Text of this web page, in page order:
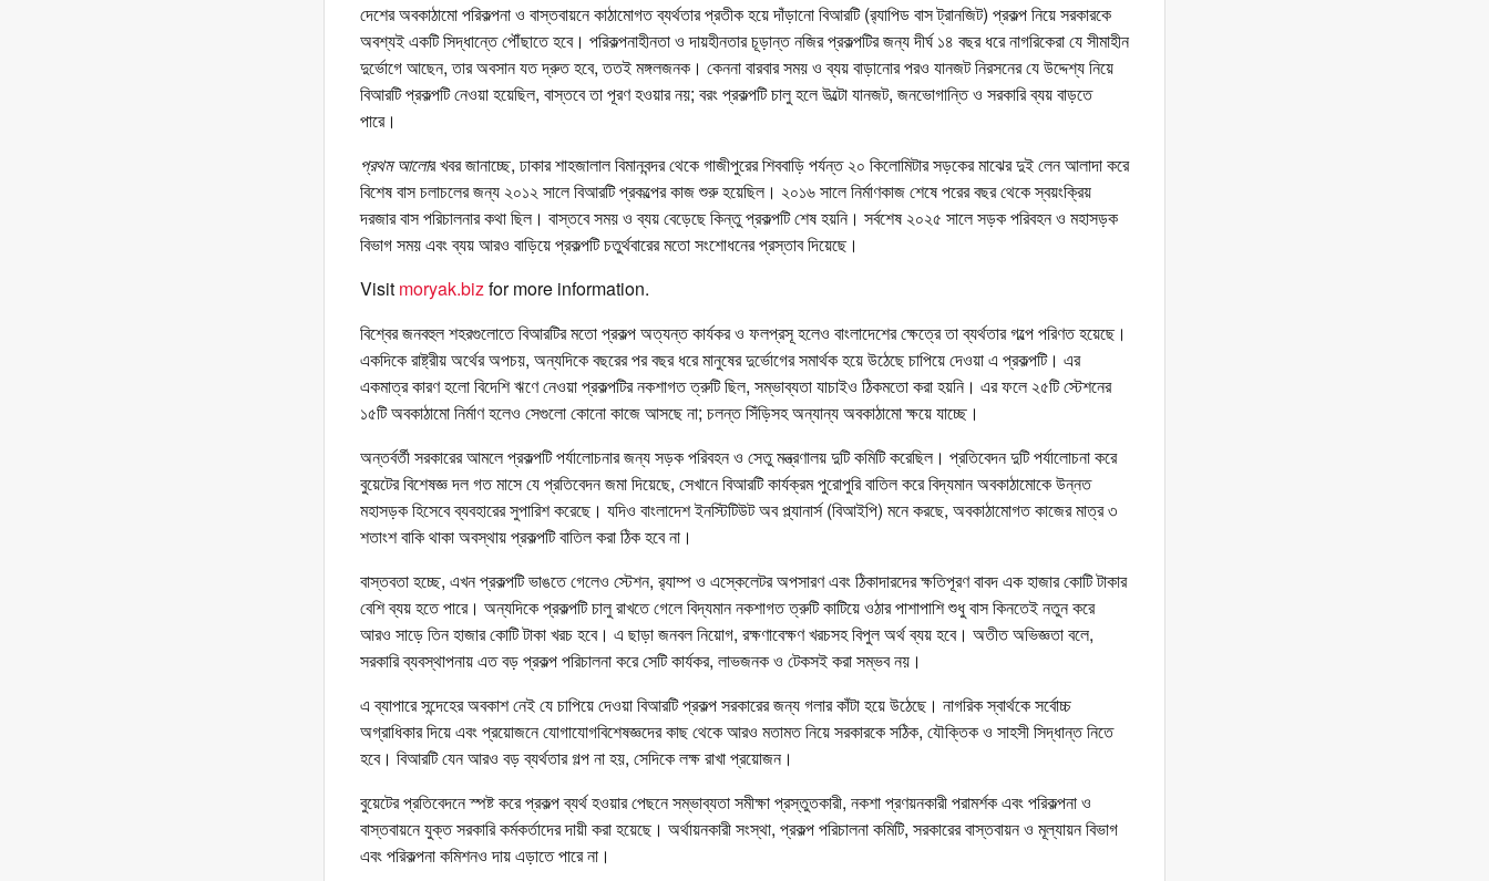
দেশের অবকাঠামো পরিকল্পনা ও বাস্তবায়নে কাঠামোগত ব্যর্থতার প্রতীক হয়ে দাঁড়ানো বিআরটি (র‍্যাপিড বাস ট্রানজিট) প্রকল্প নিয়ে সরকারকে
অবশ্যই একটি সিদ্ধান্তে পৌঁছাতে হবে। পরিকল্পনাহীনতা ও দায়হীনতার চূড়ান্ত নজির প্রকল্পটির জন্য দীর্ঘ ১৪ বছর ধরে নাগরিকেরা যে সীমাহীন
দুর্ভোগে আছেন, তার অবসান যত দ্রুত হবে, ততই মঙ্গলজনক। কেননা বারবার সময় ও ব্যয় বাড়ানোর পরও যানজট নিরসনের যে উদ্দেশ্য নিয়ে
বিআরটি প্রকল্পটি নেওয়া হয়েছিল, বাস্তবে তা পূরণ হওয়ার নয়; বরং প্রকল্পটি চালু হলে উল্টো যানজট, জনভোগান্তি ও সরকারি ব্যয় বাড়তে
পারে।
প্রথম আলোর খবর জানাচ্ছে, ঢাকার শাহজালাল বিমানবন্দর থেকে গাজীপুরের শিববাড়ি পর্যন্ত ২০ কিলোমিটার সড়কের মাঝের দুই লেন আলাদা করে
বিশেষ বাস চলাচলের জন্য ২০১২ সালে বিআরটি প্রকল্পের কাজ শুরু হয়েছিল। ২০১৬ সালে নির্মাণকাজ শেষে পরের বছর থেকে স্বয়ংক্রিয়
দরজার বাস পরিচালনার কথা ছিল। বাস্তবে সময় ও ব্যয় বেড়েছে কিন্তু প্রকল্পটি শেষ হয়নি। সর্বশেষ ২০২৫ সালে সড়ক পরিবহন ও মহাসড়ক
বিভাগ সময় এবং ব্যয় আরও বাড়িয়ে প্রকল্পটি চতুর্থবারের মতো সংশোধনের প্রস্তাব দিয়েছে।
Visit moryak.bizfor more information.
বিশ্বের জনবহুল শহরগুলোতে বিআরটির মতো প্রকল্প অত্যন্ত কার্যকর ও ফলপ্রসূ হলেও বাংলাদেশের ক্ষেত্রে তা ব্যর্থতার গল্পে পরিণত হয়েছে।
একদিকে রাষ্ট্রীয় অর্থের অপচয়, অন্যদিকে বছরের পর বছর ধরে মানুষের দুর্ভোগের সমার্থক হয়ে উঠেছে চাপিয়ে দেওয়া এ প্রকল্পটি। এর
একমাত্র কারণ হলো বিদেশি ঋণে নেওয়া প্রকল্পটির নকশাগত ত্রুটি ছিল, সম্ভাব্যতা যাচাইও ঠিকমতো করা হয়নি। এর ফলে ২৫টি স্টেশনের
১৫টি অবকাঠামো নির্মাণ হলেও সেগুলো কোনো কাজে আসছে না; চলন্ত সিঁড়িসহ অন্যান্য অবকাঠামো ক্ষয়ে যাচ্ছে।
অন্তর্বর্তী সরকারের আমলে প্রকল্পটি পর্যালোচনার জন্য সড়ক পরিবহন ও সেতু মন্ত্রণালয় দুটি কমিটি করেছিল। প্রতিবেদন দুটি পর্যালোচনা করে
বুয়েটের বিশেষজ্ঞ দল গত মাসে যে প্রতিবেদন জমা দিয়েছে, সেখানে বিআরটি কার্যক্রম পুরোপুরি বাতিল করে বিদ্যমান অবকাঠামোকে উন্নত
মহাসড়ক হিসেবে ব্যবহারের সুপারিশ করেছে। যদিও বাংলাদেশ ইনস্টিটিউট অব প্ল্যানার্স (বিআইপি) মনে করছে, অবকাঠামোগত কাজের মাত্র ৩
শতাংশ বাকি থাকা অবস্থায় প্রকল্পটি বাতিল করা ঠিক হবে না।
বাস্তবতা হচ্ছে, এখন প্রকল্পটি ভাঙতে গেলেও স্টেশন, র‍্যাম্প ও এস্কেলেটর অপসারণ এবং ঠিকাদারদের ক্ষতিপূরণ বাবদ এক হাজার কোটি টাকার
বেশি ব্যয় হতে পারে। অন্যদিকে প্রকল্পটি চালু রাখতে গেলে বিদ্যমান নকশাগত ত্রুটি কাটিয়ে ওঠার পাশাপাশি শুধু বাস কিনতেই নতুন করে
আরও সাড়ে তিন হাজার কোটি টাকা খরচ হবে। এ ছাড়া জনবল নিয়োগ, রক্ষণাবেক্ষণ খরচসহ বিপুল অর্থ ব্যয় হবে। অতীত অভিজ্ঞতা বলে,
সরকারি ব্যবস্থাপনায় এত বড় প্রকল্প পরিচালনা করে সেটি কার্যকর, লাভজনক ও টেকসই করা সম্ভব নয়।
এ ব্যাপারে সন্দেহের অবকাশ নেই যে চাপিয়ে দেওয়া বিআরটি প্রকল্প সরকারের জন্য গলার কাঁটা হয়ে উঠেছে। নাগরিক স্বার্থকে সর্বোচ্চ
অগ্রাধিকার দিয়ে এবং প্রয়োজনে যোগাযোগবিশেষজ্ঞদের কাছ থেকে আরও মতামত নিয়ে সরকারকে সঠিক, যৌক্তিক ও সাহসী সিদ্ধান্ত নিতে
হবে। বিআরটি যেন আরও বড় ব্যর্থতার গল্প না হয়, সেদিকে লক্ষ রাখা প্রয়োজন।
বুয়েটের প্রতিবেদনে স্পষ্ট করে প্রকল্প ব্যর্থ হওয়ার পেছনে সম্ভাব্যতা সমীক্ষা প্রস্তুতকারী, নকশা প্রণয়নকারী পরামর্শক এবং পরিকল্পনা ও
বাস্তবায়নে যুক্ত সরকারি কর্মকর্তাদের দায়ী করা হয়েছে। অর্থায়নকারী সংস্থা, প্রকল্প পরিচালনা কমিটি, সরকারের বাস্তবায়ন ও মূল্যায়ন বিভাগ
এবং পরিকল্পনা কমিশনও দায় এড়াতে পারে না।